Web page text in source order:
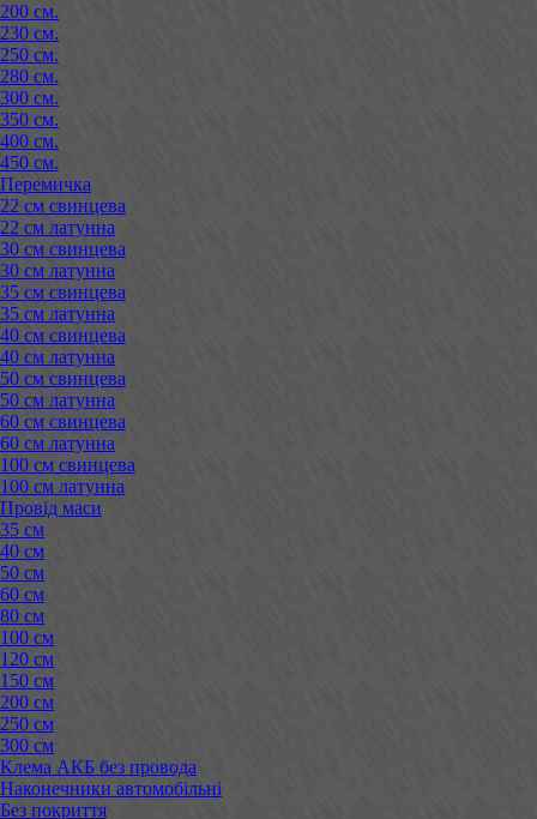
200 см.
230 см.
250 см.
280 см.
300 см.
350 см.
400 см.
450 см.
Перемичка
22 см свинцева
22 см латунна
30 см свинцева
30 см латунна
35 см свинцева
35 см латунна
40 см свинцева
40 см латунна
50 см свинцева
50 см латунна
60 см свинцева
60 см латунна
100 см свинцева
100 см латунна
Провід маси
35 см
40 см
50 см
60 см
80 см
100 см
120 см
150 см
200 см
250 см
300 см
Клема АКБ без провода
Наконечники автомобільні
Без покриття